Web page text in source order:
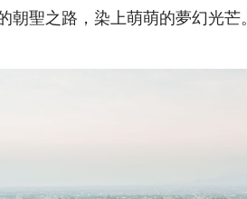
朝聖之路，染上萌萌的夢幻光芒。